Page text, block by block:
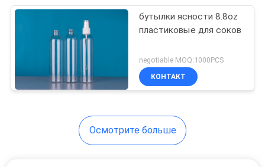
бутылки ясности 8.8oz
пластиковые для соков
negotiable MOQ:1000PCS
КОНТАКТ
Осмотрите больше